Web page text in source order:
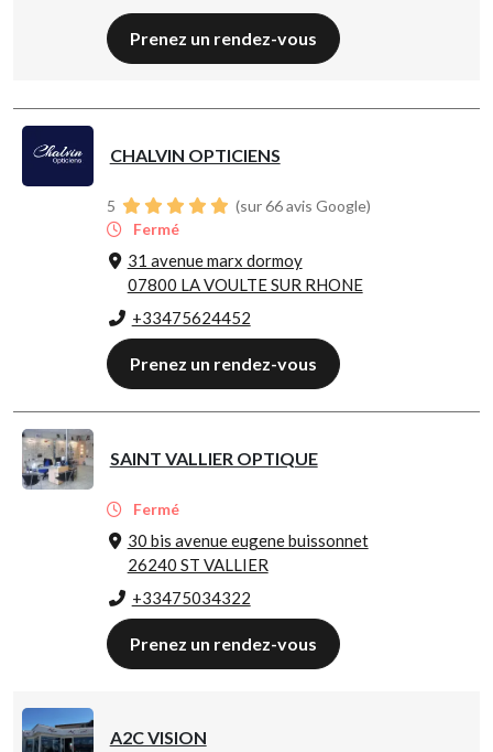
Prenez un rendez-vous
CHALVIN OPTICIENS
5
(sur 66 avis Google)
Fermé
31 avenue marx dormoy
07800 LA VOULTE SUR RHONE
+33475624452
Prenez un rendez-vous
SAINT VALLIER OPTIQUE
Fermé
30 bis avenue eugene buissonnet
26240 ST VALLIER
+33475034322
Prenez un rendez-vous
A2C VISION